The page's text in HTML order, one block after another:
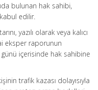
bulunan hak sahibi,
edilir.
yazılı olarak veya kalıcı
eksper raporunun
içerisinde hak sahibine
trafik kazası dolayısıyla